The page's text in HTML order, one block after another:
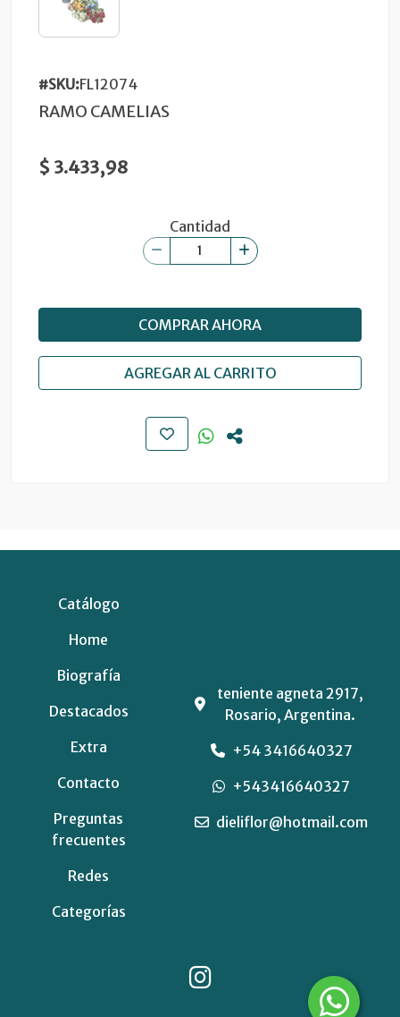
#SKU:FL12074
RAMO CAMELIAS
$ 3.433,98
Cantidad
COMPRAR AHORA
AGREGAR AL CARRITO
Catálogo
Home
Biografía
Destacados
Extra
Contacto
Preguntas
frecuentes
Redes
Categorías
teniente agneta 2917,
Rosario, Argentina.
+54 3416640327
+543416640327
dieliflor@hotmail.com